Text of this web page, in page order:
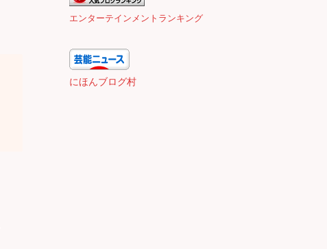
エンターテインメントランキング
にほんブログ村